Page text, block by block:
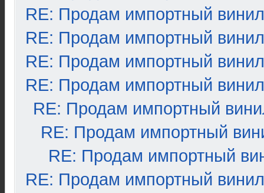
RE: Продам импортный винил
RE: Продам импортный винил
RE: Продам импортный винил
RE: Продам импортный винил
RE: Продам импортный
RE: Продам импортный
RE: Продам импортный
RE: Продам импортный винил